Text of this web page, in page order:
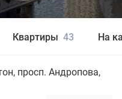
Квартиры 43 На
просп. Андропова,